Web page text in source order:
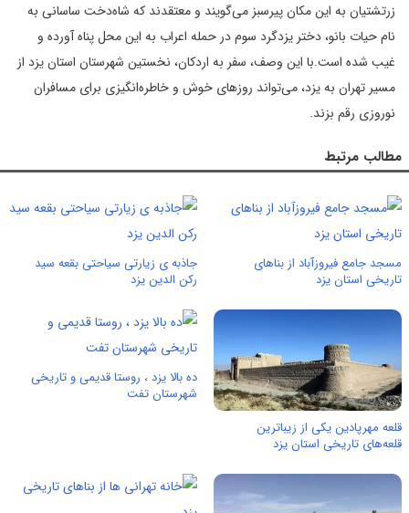
زرتشتیان به این مکان پیرسبز می‌گویند و معتقدند که شاه‌دخت ساسانی به
نام حیات بانو، دختر یزدگرد سوم در حمله اعراب به این محل پناه آورده و
غیب شده است.با این وصف،‌ سفر به اردکان، نخستین شهرستان استان یزد از
مسیر تهران به یزد، می‌تواند روزهای خوش و خاطره‌انگیزی برای مسافران
نوروزی رقم بزند.
مطالب مرتبط
مسجد جامع فیروزآباد از بناهای
تاریخی استان یزد
جاذبه ی زیارتی سیاحتی بقعه سید
رکن الدین یزد
قلعه مهرپادین یکی از زیباترین
قلعه‌های تاریخی استان یزد
ده بالا یزد ، روستا قديمی و تاريخی
شهرستان تفت